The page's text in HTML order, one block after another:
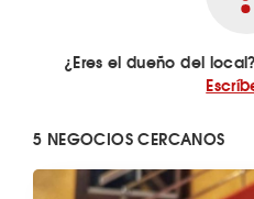
¿Eres el dueño del
5 NEGOCIOS CERCANOS